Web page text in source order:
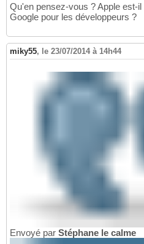
Qu'en pensez-vous ? Apple est-il
Google pour les développeurs ?
miky55, le 23/07/2014 à 14h44
Envoyé par Stéphane le calme